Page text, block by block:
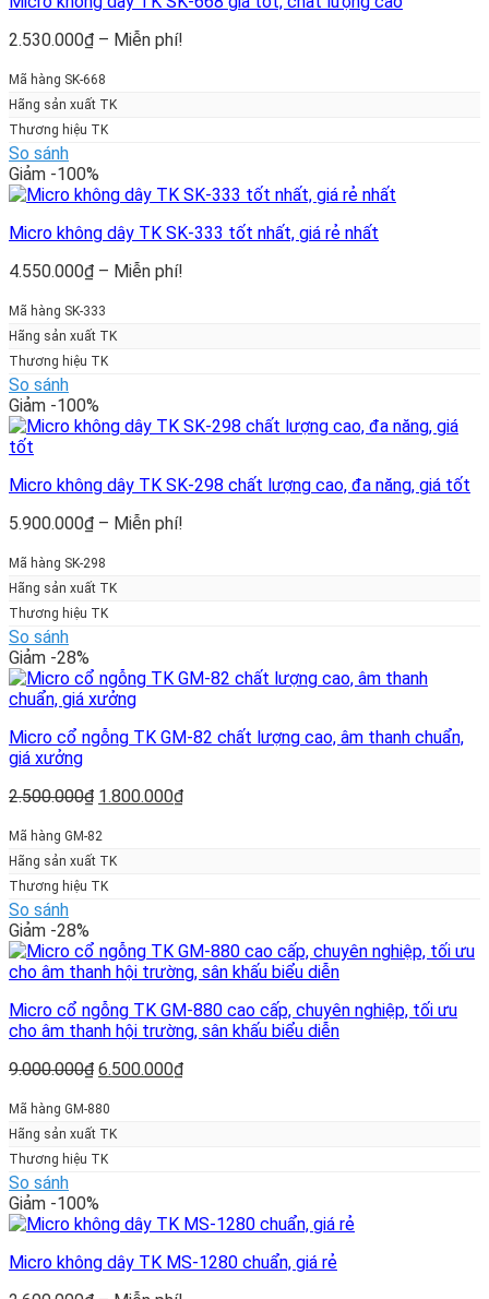
2.530.000₫ – Miễn phí!
Mã hàng SK-668
Hãng sản xuất TK
Thương hiệu TK
So sánh
Giảm -100%
Micro không dây TK SK-333 tốt nhất, giá rẻ nhất
4.550.000₫ – Miễn phí!
Mã hàng SK-333
Hãng sản xuất TK
Thương hiệu TK
So sánh
Giảm -100%
Micro không dây TK SK-298 chất lượng cao, đa năng, giá tốt
5.900.000₫ – Miễn phí!
Mã hàng SK-298
Hãng sản xuất TK
Thương hiệu TK
So sánh
Giảm -28%
Micro cổ ngỗng TK GM-82 chất lượng cao, âm thanh chuẩn,
giá xưởng
2.500.000₫ Giá
là:
2.500.000₫.
1.800.000₫Giá
Mã hàng GM-82
Hãng sản xuất TK
Thương hiệu TK
So sánh
Giảm -28%
Micro cổ ngỗng TK GM-880 cao cấp, chuyên nghiệp, tối ưu
cho âm thanh hội trường, sân khấu biểu diễn
9.000.000₫ Giá
là:
9.000.000₫.
6.500.000₫Giá
Mã hàng GM-880
Hãng sản xuất TK
Thương hiệu TK
So sánh
Giảm -100%
Micro không dây TK MS-1280 chuẩn, giá rẻ